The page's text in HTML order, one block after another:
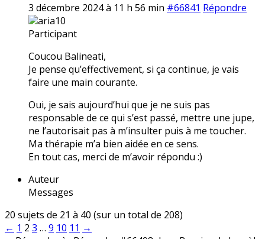
3 décembre 2024 à 11 h 56 min #66841 Répondre
aria10
Participant
Coucou Balineati,
Je pense qu’effectivement, si ça continue, je vais
faire une main courante.
Oui, je sais aujourd’hui que je ne suis pas
responsable de ce qui s’est passé, mettre une jupe,
ne l’autorisait pas à m’insulter puis à me toucher.
Ma thérapie m’a bien aidée en ce sens.
En tout cas, merci de m’avoir répondu :)
Auteur
Messages
20 sujets de 21 à 40 (sur un total de 208)
← 1 2 3 … 9 10 11 →